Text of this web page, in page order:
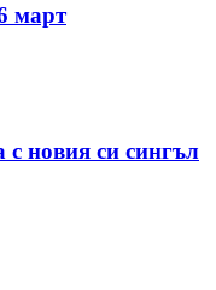
март
новия си сингъл